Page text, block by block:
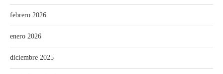
febrero 2026
enero 2026
diciembre 2025